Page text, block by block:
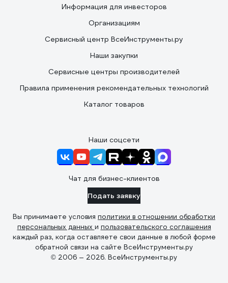
Информация для инвесторов
Организациям
Сервисный центр ВсеИнструменты.ру
Наши закупки
Сервисные центры производителей
Правила применения рекомендательных технологий
Каталог товаров
Наши соцсети
Чат для бизнес-клиентов
Подать заявку
Вы принимаете условия политики в отношении обработки
персональных данных и пользовательского соглашения
каждый раз, когда оставляете свои данные в любой форме
обратной связи на сайте ВсеИнструменты.ру
© 2006 — 2026. ВсеИнструменты.ру